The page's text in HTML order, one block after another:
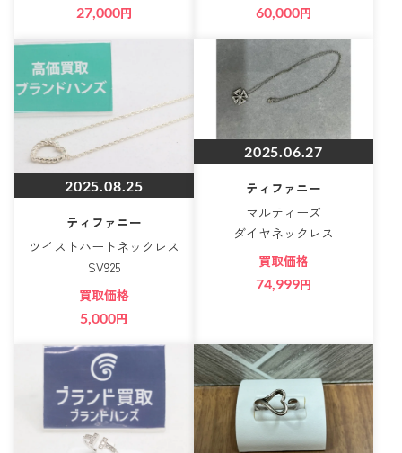
27,000円 60,000円
2025.08.25
ティファニー
ツイストハートネックレス
SV925
買取価格
5,000円
2025.06.27
ティファニー
マルティーズ
ダイヤネックレス
買取価格
74,999円